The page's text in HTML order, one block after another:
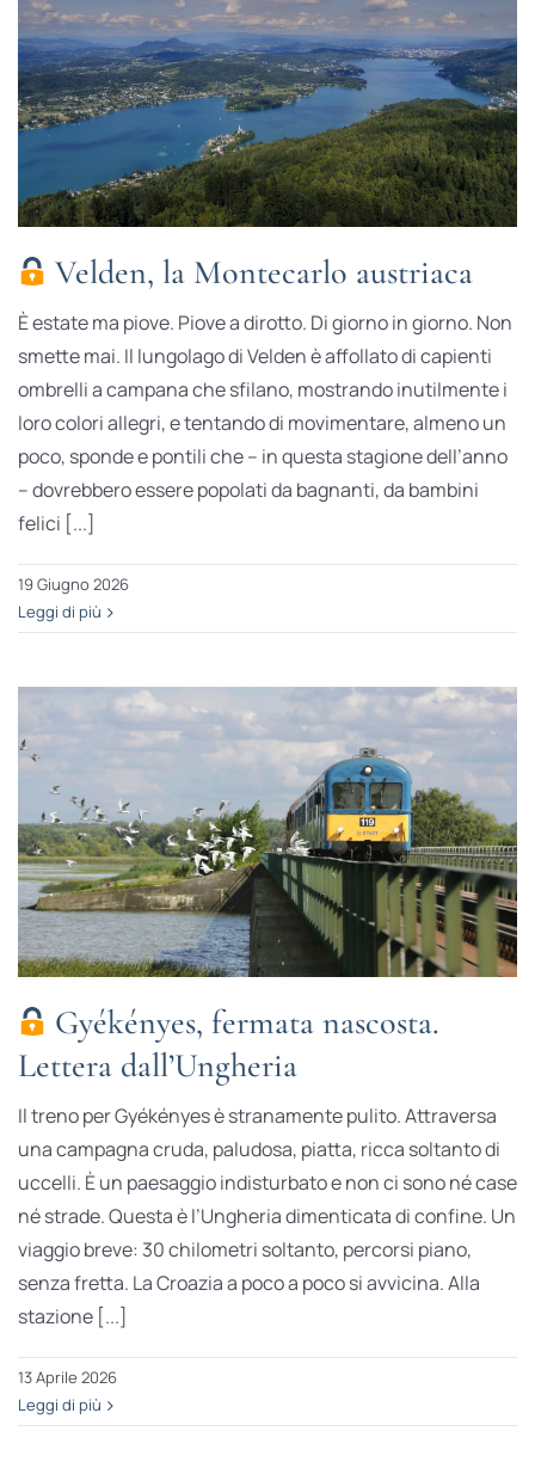
Velden, la Montecarlo austriaca
È estate ma piove. Piove a dirotto. Di giorno in giorno. Non
smette mai. Il lungolago di Velden è affollato di capienti
ombrelli a campana che sfilano, mostrando inutilmente i
loro colori allegri, e tentando di movimentare, almeno un
poco, sponde e pontili che – in questa stagione dell’anno
– dovrebbero essere popolati da bagnanti, da bambini
felici [...]
19 Giugno 2026
Leggi di più
Gyékényes, fermata nascosta.
Lettera dall’Ungheria
Il treno per Gyékényes è stranamente pulito. Attraversa
una campagna cruda, paludosa, piatta, ricca soltanto di
uccelli. È un paesaggio indisturbato e non ci sono né case
né strade. Questa è l’Ungheria dimenticata di confine. Un
viaggio breve: 30 chilometri soltanto, percorsi piano,
senza fretta. La Croazia a poco a poco si avvicina. Alla
stazione [...]
13 Aprile 2026
Leggi di più